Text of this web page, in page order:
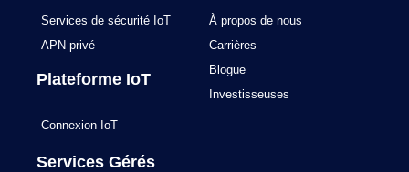
Services de sécurité IoT
APN privé
Plateforme IoT
Connexion IoT
Services Gérés
À propos de nous
Carrières
Blogue
Investisseuses